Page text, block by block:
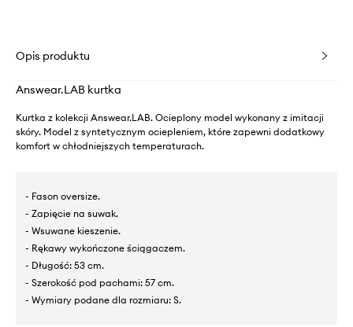
Opis produktu
Answear.LAB kurtka
Kurtka z kolekcji Answear.LAB. Ocieplony model wykonany z imitacji
skóry. Model z syntetycznym ociepleniem, które zapewni dodatkowy
komfort w chłodniejszych temperaturach.
- Fason oversize.
- Zapięcie na suwak.
- Wsuwane kieszenie.
- Rękawy wykończone ściągaczem.
- Długość: 53 cm.
- Szerokość pod pachami: 57 cm.
- Wymiary podane dla rozmiaru: S.